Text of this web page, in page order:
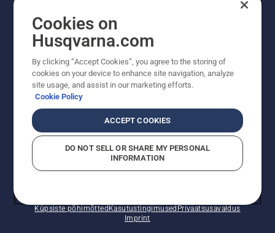
saamiseks siin.
Küpsiste põhimõttedKasutustingimused Privaatsusavaldus
Imprint
Cookies on
Husqvarna.com
By clicking “Accept Cookies”, you agree to the storing of
cookies on your device to enhance site navigation, analyze
site usage, and assist in our marketing efforts.
Cookie Policy
ACCEPT COOKIES
DO NOT SELL OR SHARE MY PERSONAL
INFORMATION